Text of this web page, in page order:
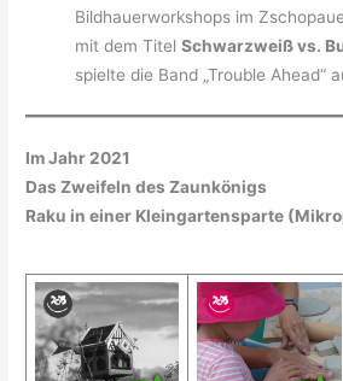
Bildhauerworkshops im
mit dem TitelSchwarzweiß vs.
spielte die Band „Trouble Ahead“
Im Jahr 2021
Das Zweifeln des Zaunkönigs
Raku in einer Kleingartensparte